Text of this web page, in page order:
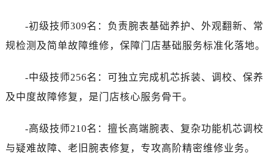
-初级技师309名：负责腕表基础养护、外观翻新、常
规检测及简单故障维修，保障门店基础服务标准化落地。
-中级技师256名：可独立完成机芯拆装、调校、保养
及中度故障修复，是门店核心服务骨干。
-高级技师210名：擅长高端腕表、复杂功能机芯调校
与疑难故障、老旧腕表修复，专攻高阶精密维修业务。